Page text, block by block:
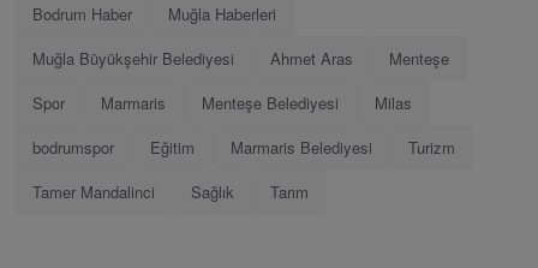
Bodrum Haber
Muğla Haberleri
Muğla Büyükşehir Belediyesi
Ahmet Aras
Menteşe
Spor
Marmaris Menteşe Belediyesi
Milas
bodrumspor
Eğitim Marmaris Belediyesi
Turizm
Tamer Mandalinci
Sağlık Tarım